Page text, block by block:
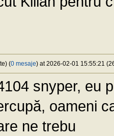
(0 mesaje) at 2026-02-01 15:55:21
snyper, eu
oameni
ne trebu